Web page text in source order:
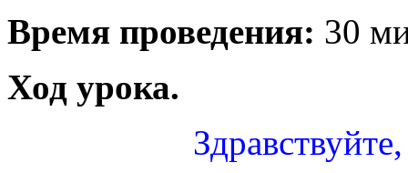
Время проведения: 30
Ход урока.